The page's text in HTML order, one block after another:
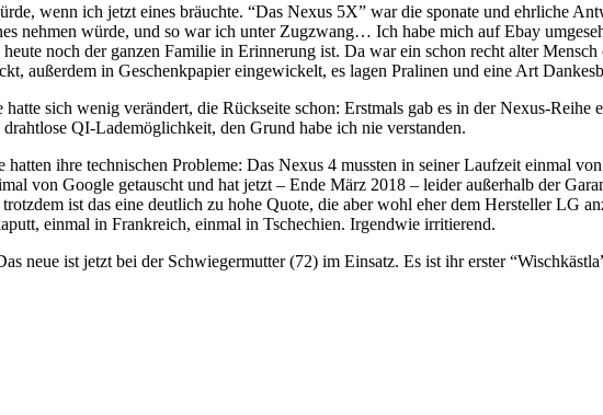
wenn ich jetzt eines bräuchte. “Das Nexus 5X” war die sponate und ehrliche
nehmen würde, und so war ich unter Zugzwang… Ich habe mich auf Ebay
noch der ganzen Familie in Erinnerung ist. Da war ein schon recht alter
außerdem in Geschenkpapier eingewickelt, es lagen Pralinen und eine Art
sich wenig verändert, die Rückseite schon: Erstmals gab es in der Nexus-Reihe
QI-Lademöglichkeit, den Grund habe ich nie verstanden.
ihre technischen Probleme: Das Nexus 4 mussten in seiner Laufzeit einmal
von Google getauscht und hat jetzt – Ende März 2018 – leider außerhalb der
ist das eine deutlich zu hohe Quote, die aber wohl eher dem Hersteller LG
einmal in Frankreich, einmal in Tschechien. Irgendwie irritierend.
neue ist jetzt bei der Schwiegermutter (72) im Einsatz. Es ist ihr erster